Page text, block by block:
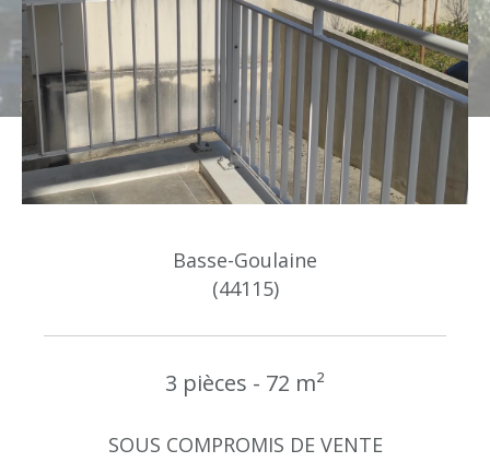
Basse-Goulaine
(44115)
3 pièces - 72 m²
SOUS COMPROMIS DE VENTE
Budget
Budget
Surface
Surface
Pièces
Pièces
AFFINER LES CRITÈRES